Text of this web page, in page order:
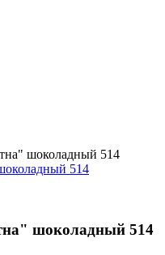
шоколадный 514
шоколадный 514